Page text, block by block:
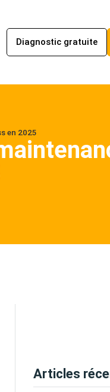
Diagnostic gratuite
en 2025
Articles